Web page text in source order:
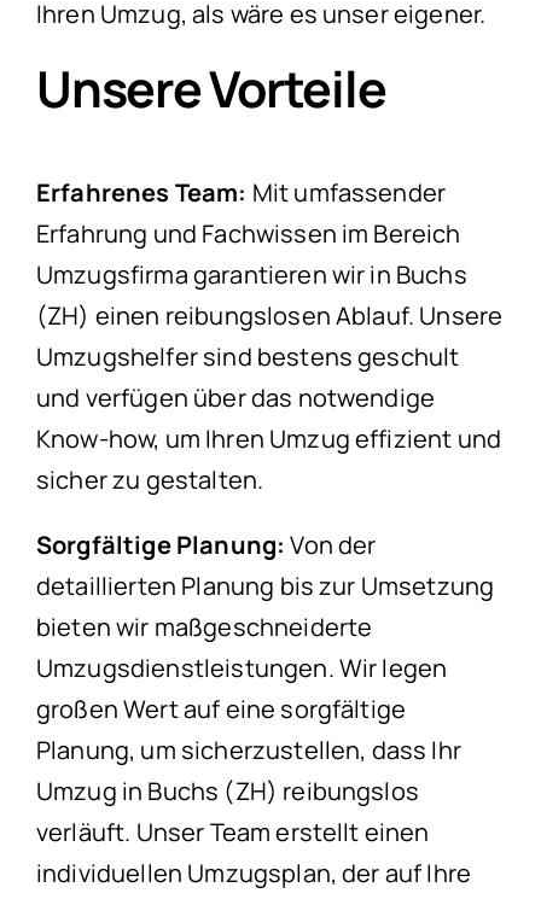
Ihren Umzug, als wäre es unser eigener.
Unsere Vorteile
Erfahrenes Team: Mit umfassender
Erfahrung und Fachwissen im Bereich
Umzugsfirma garantieren wir in Buchs
(ZH) einen reibungslosen Ablauf. Unsere
Umzugshelfer sind bestens geschult
und verfügen über das notwendige
Know-how, um Ihren Umzug effizient und
sicher zu gestalten.
Sorgfältige Planung: Von der
detaillierten Planung bis zur Umsetzung
bieten wir maßgeschneiderte
Umzugsdienstleistungen. Wir legen
großen Wert auf eine sorgfältige
Planung, um sicherzustellen, dass Ihr
Umzug in Buchs (ZH) reibungslos
verläuft. Unser Team erstellt einen
individuellen Umzugsplan, der auf Ihre